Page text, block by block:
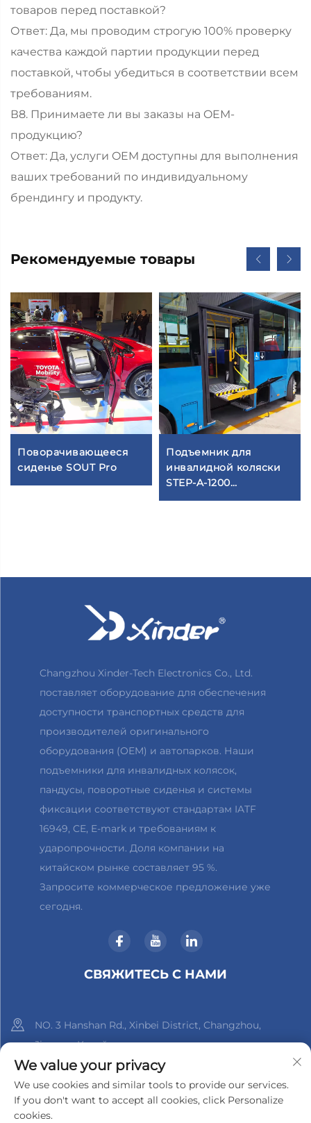
товаров перед поставкой?
Ответ: Да, мы проводим строгую 100% проверку
качества каждой партии продукции перед
поставкой, чтобы убедиться в соответствии всем
требованиям.
В8. Принимаете ли вы заказы на OEM-
продукцию?
Ответ: Да, услуги OEM доступны для выполнения
ваших требований по индивидуальному
брендингу и продукту.
Рекомендуемые товары
Поворачивающееся
сиденье SOUT Pro
Подъемник для
инвалидной коляски
STEP-A-1200
(полностью
Changzhou Xinder-Tech Electronics Co., Ltd.
поставляет оборудование для обеспечения
доступности транспортных средств для
производителей оригинального
оборудования (OEM) и автопарков. Наши
подъемники для инвалидных колясок,
пандусы, поворотные сиденья и системы
фиксации соответствуют стандартам IATF
16949, CE, E-mark и требованиям к
ударопрочности. Доля компании на
китайском рынке составляет 95 %.
Запросите коммерческое предложение уже
сегодня.
СВЯЖИТЕСЬ С НАМИ
NO. 3 Hanshan Rd., Xinbei District, Changzhou,
Jiangsu, Китай
+86-18961288218
[email protected]
We value your privacy
We use cookies and similar tools to provide our services.
If you don't want to accept all cookies, click Personalize
cookies.